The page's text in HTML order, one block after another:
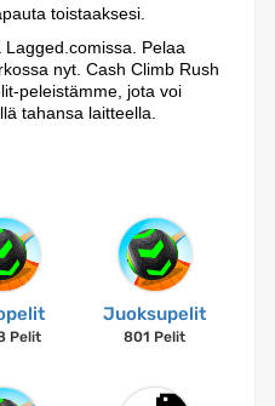
toistaaksesi.
Pelaa
nyt. Cash Climb Rush
peleistämme, jota voi
tahansa laitteella.
Pelit
Juoksupelit
801 Pelit